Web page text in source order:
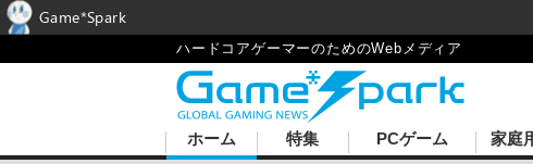
ハードコアゲーマーのためのWebメディア
ホーム 特集 PCゲーム 家庭
Game*Spark